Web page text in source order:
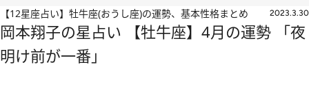
【12星座占い】牡牛座(おうし座)の運勢、基本性格まとめ 2023.3.30
岡本翔子の星占い 【牡牛座】4月の運勢 「夜
明け前が一番」